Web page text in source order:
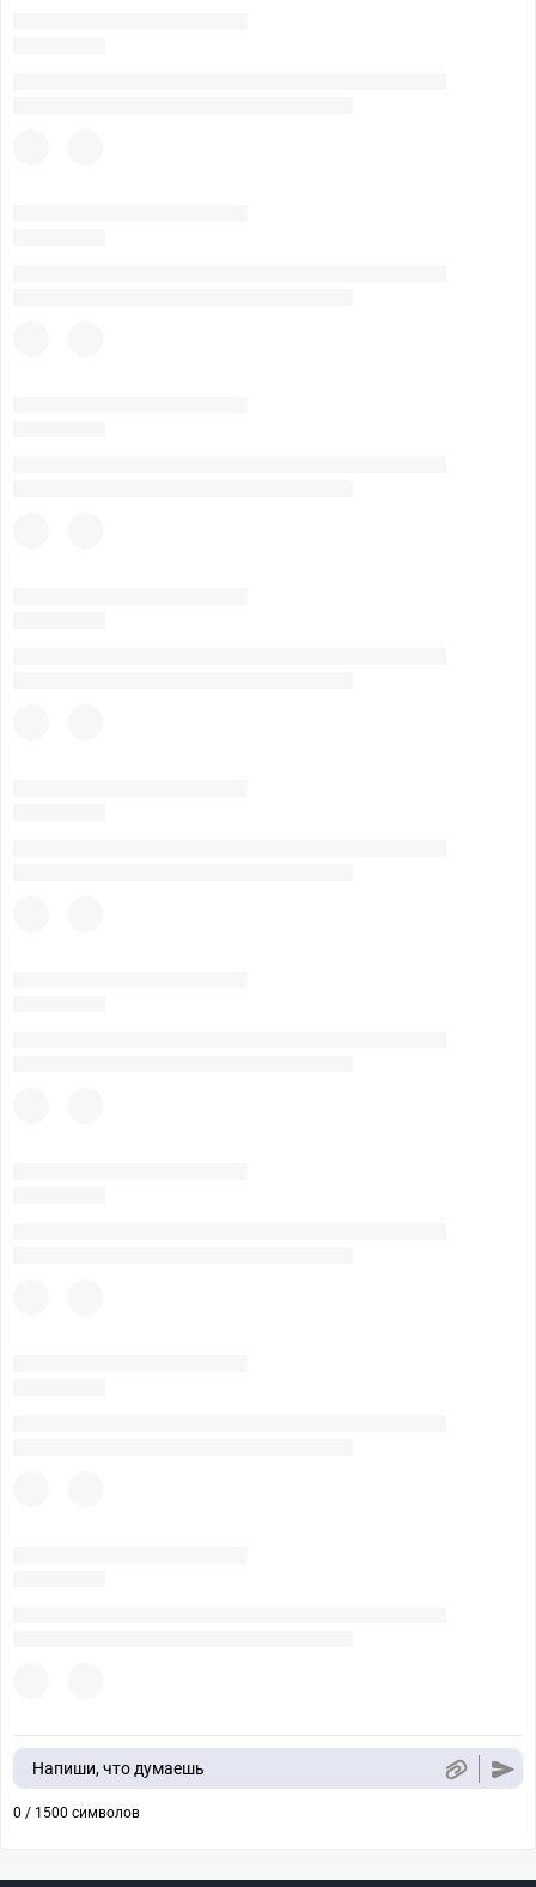
Напиши, что думаешь
0 / 1500 символов